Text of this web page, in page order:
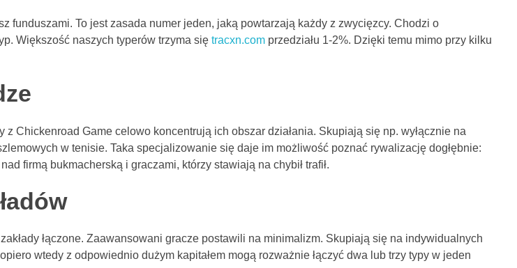
funduszami. To jest zasada numer jeden, jaką powtarzają każdy z zwycięzcy. Chodzi o
Większość naszych typerów trzyma się tracxn.com przedziału 1-2%. Dzięki temu mimo przy kilku
Chickenroad Game celowo koncentrują ich obszar działania. Skupiają się np. wyłącznie na
w tenisie. Taka specjalizowanie się daje im możliwość poznać rywalizację dogłębnie:
firmą bukmacherską i graczami, którzy stawiają na chybił trafił.
łączone. Zaawansowani gracze postawili na minimalizm. Skupiają się na indywidualnych
wtedy z odpowiednio dużym kapitałem mogą rozważnie łączyć dwa lub trzy typy w jeden